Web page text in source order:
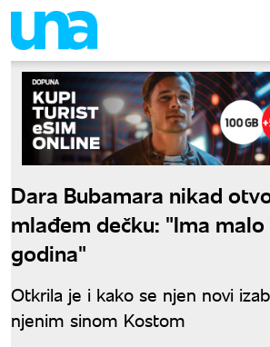
Dara Bubamara nikad
mlađem dečku: "Ima
godina"
Otkrila je i kako se njen novi
njenim sinom Kostom